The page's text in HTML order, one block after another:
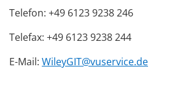
Telefon: +49 6123 9238 246
Telefax: +49 6123 9238 244
E-Mail: WileyGIT@vuservice.de